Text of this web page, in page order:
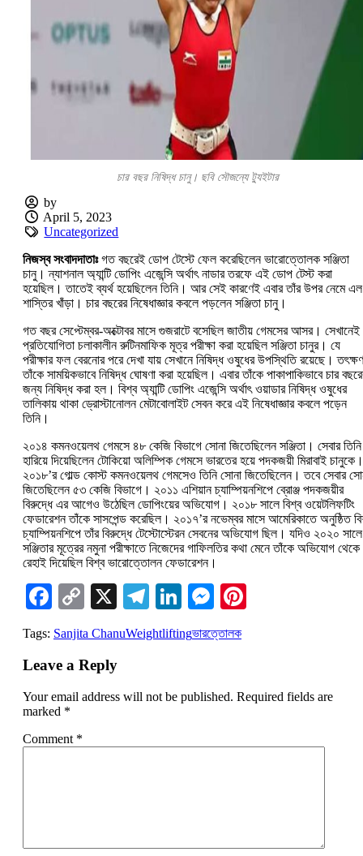
চার বছর নিষিদ্ধ চানু। ছবি সৌজন্যে ট্যুইটার
by
April 5, 2023
Uncategorized
নিজস্ব সংবাদদাতাঃগত বছরেই ডোপ টেস্টে ফেল করেছিলেন ভারোত্তোলক সঞ্জিতা
চানু। ন্যাশনাল অ্যান্টি ডোপিং এজেন্সি অর্থাৎ নাডার তরফে এই ডোপ টেস্ট করা
হয়েছিল। তাতেই ব্যর্থ হয়েছিলেন তিনি। আর সেই কারণেই এবার তাঁর উপর নেমে এল
শাস্তির খাঁড়া। চার বছরের নিষেধাজ্ঞার কবলে পড়লেন সঞ্জিতা চানু।
গত বছর সেপ্টেম্বর-অক্টোবর মাসে গুজরাটে বসেছিল জাতীয় গেমসের আসর। সেখানেই
প্রতিযোগিতা চলাকালীন রুটিনমাফিক মূত্র পরীক্ষা করা হয়েছিল সঞ্জিতা চানুর। যে
পরীক্ষার ফল বেরনোর পরে দেখা যায় সেখানে নিষিদ্ধ ওষুধের উপস্থিতি রয়েছে।
তাঁকে সাময়িকভাবে নিষিদ্ধ ঘোষণা করা হয়েছিল। এবার তাঁকে পাকাপাকিভাবে চার
জন্য নিষিদ্ধ করা হল। বিশ্ব অ্যান্টি ডোপিং এজেন্সি অর্থাৎ ওয়াডার নিষিদ্ধ ওষুধের
তালিকায় থাকা ড্রোস্টানোলন মেটাবোলাইট সেবন করে এই নিষেধাজ্ঞার কবলে পড়েন
তিনি।
২০১৪ কমনওয়েলথ গেমসে ৪৮ কেজি বিভাগে সোনা জিতেছিলেন সঞ্জিতা। সেবার তিনি
হারিয়ে দিয়েছিলেন টোকিয়ো অলিম্পিক গেমসে ভারতের হয়ে পদকজয়ী মিরাবাই চানুকে।
২০১৮’র গোল্ড কোস্ট কমনওয়েলথ গেমসেও তিনি সোনা জিতেছিলেন। তবে সেবার
জিতেছিলেন ৫৩ কেজি বিভাগে। ২০১১ এশিয়ান চ্যাম্পিয়নশিপে ব্রোঞ্জ পদকজয়ীর
বিরুদ্ধে এর আগেও উঠেছিল ডোপিংয়ের অভিযোগ। ২০১৮ সালে বিশ্ব ওয়েটলিফটিং
ফেডারেশন তাঁকে সাসপেন্ড করেছিল। ২০১৭’র নভেম্বর মাসে আমেরিকাতে অনুষ্ঠিত
চ্যাম্পিয়নশিপে তাঁর বিরুদ্ধে টেস্টোস্টেরন সেবনের অভিযোগ ছিল। যদিও ২০২০ সালে
সঞ্জিতার মূত্রের নমুনা পরীক্ষাতে নিজেদের গাফিলতির কথা মেনে তাঁকে অভিযোগ থেকে
রেহাই দিয়েছিল বিশ্ব ভারোত্তোলন ফেডারেশন।
Facebook
Copy
Link
X Telegram
LinkedIn
Messenger
Tags: Sanjita ChanuWeightliftingভারত্তোলক
Leave a Reply
Your email address will not be published. Required fields are
marked *
Comment *